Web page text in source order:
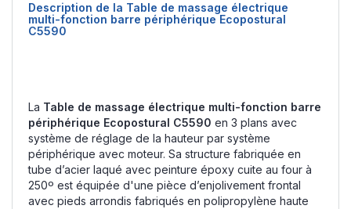
Description de la Table de massage électrique
multi-fonction barre périphérique Ecopostural
C5590
La Table de massage électrique multi-fonction barre
périphérique Ecopostural C5590 en 3 plans avec
système de réglage de la hauteur par système
périphérique avec moteur. Sa structure fabriquée en
tube d’acier laqué avec peinture époxy cuite au four à
250º est équipée d'une pièce d’enjolivement frontal
avec pieds arrondis fabriqués en polipropylène haute